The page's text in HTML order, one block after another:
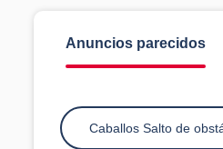
Anuncios parecidos
Caballos Salto de